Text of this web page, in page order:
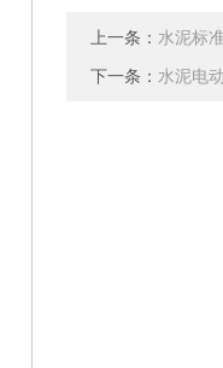
上一条： 水泥标
下一条： 水泥电